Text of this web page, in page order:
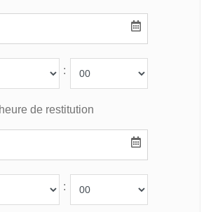
:
de restitution
: